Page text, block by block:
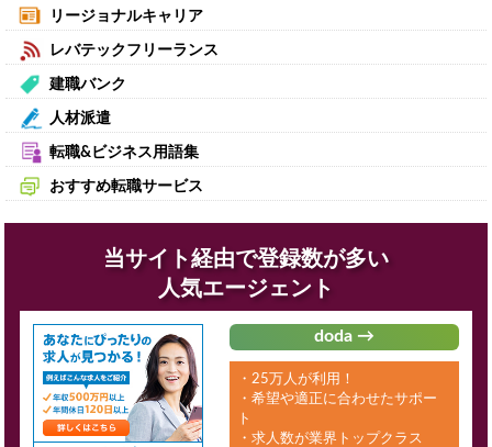
リージョナルキャリア
レバテックフリーランス
建職バンク
人材派遣
転職&ビジネス用語集
おすすめ転職サービス
当サイト経由で登録数が多い
人気エージェント
doda →
・25万人が利用！
・希望や適正に合わせたサポー
ト
・求人数が業界トップクラス